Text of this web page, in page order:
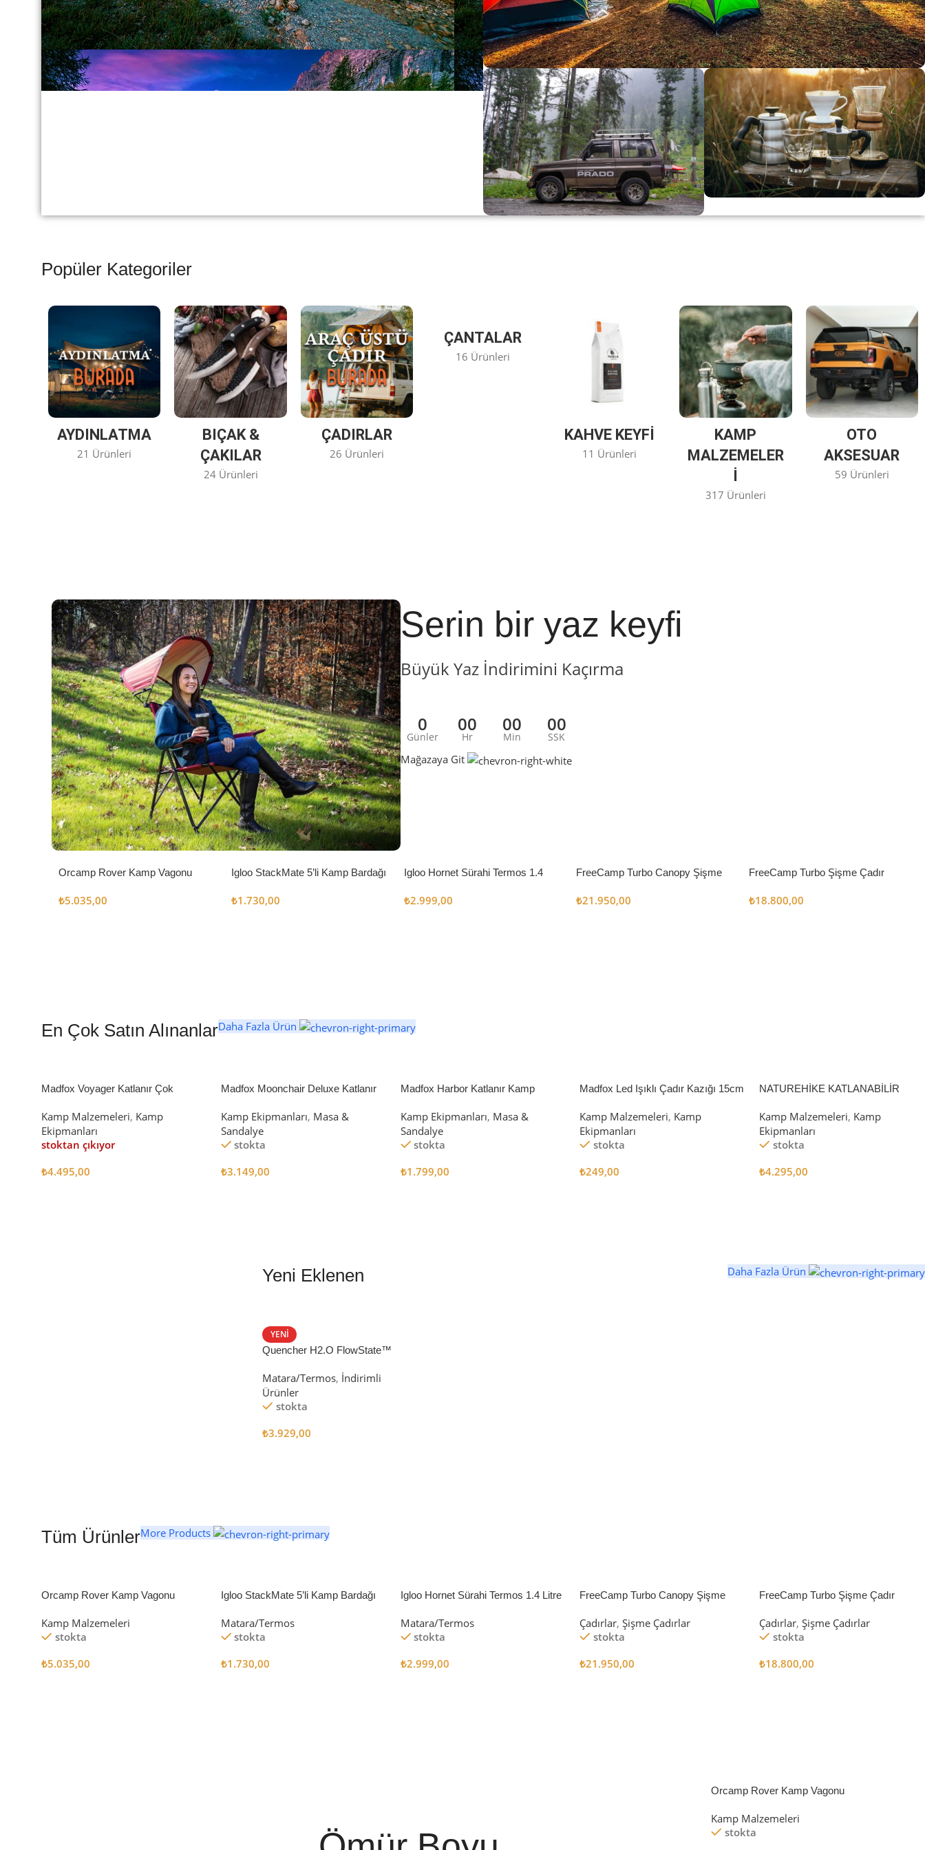
Büyük Yaz İndirimi
0
Günler
00
Hr
00
Min
00
SSK
Alışverişe Başla
Popüler Kategoriler
AYDINLATMA
21 Ürünleri
BIÇAK &
ÇAKILAR
24 Ürünleri
ÇADIRLAR
26 Ürünleri
ÇANTALAR
16 Ürünleri
KAHVE KEYFİ
11 Ürünleri
KAMP
MALZEMELER
317 Ürünleri
OTO
AKSESUAR
59 Ürünleri
Serin bir yaz keyfi
Büyük Yaz İndirimini Kaçırma
0
Günler
00
Hr
00
Min
00
SSK
Mağazaya Git
Orcamp Rover Kamp Vagonu
₺5.035,00
Igloo StackMate 5’li Kamp Bardağı
₺1.730,00
Igloo Hornet Sürahi Termos 1.4
₺2.999,00
FreeCamp Turbo Canopy Şişme
₺21.950,00
FreeCamp Turbo Şişme Çadır
₺18.800,00
En Çok Satın AlınanlarDaha Fazla Ürün
Madfox Voyager Katlanır Çok
BLACK
Kamp Malzemeleri, Kamp
Ekipmanları
stoktan çıkıyor
₺4.495,00
Madfox Moonchair Deluxe Katlanır
Kamp Ekipmanları, Masa &
Sandalye
stokta
₺3.149,00
Madfox Harbor Katlanır Kamp
Kamp Ekipmanları, Masa &
Sandalye
stokta
₺1.799,00
Madfox Led Işıklı Çadır Kazığı 15cm
Kamp Malzemeleri, Kamp
Ekipmanları
stokta
₺249,00
NATUREHİKE KATLANABİLİR
Kamp Malzemeleri, Kamp
Ekipmanları
stokta
₺4.295,00
Yeni Eklenen Daha Fazla Ürün
YENI
Quencher H2.O FlowState™
Matara/Termos, İndirimli
Ürünler
stokta
₺3.929,00
Tüm ÜrünlerMore Products
Orcamp Rover Kamp Vagonu
Kamp Malzemeleri
stokta
₺5.035,00
Igloo StackMate 5’li Kamp Bardağı
Matara/Termos
stokta
₺1.730,00
Igloo Hornet Sürahi Termos 1.4 Litre
Matara/Termos
stokta
₺2.999,00
FreeCamp Turbo Canopy Şişme
Çadırlar, Şişme Çadırlar
stokta
₺21.950,00
FreeCamp Turbo Şişme Çadır
Çadırlar, Şişme Çadırlar
stokta
₺18.800,00
Orcamp Rover Kamp Vagonu
Kamp Malzemeleri
stokta